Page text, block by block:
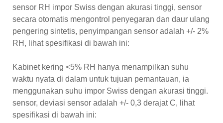
sensor RH impor Swiss dengan akurasi tinggi, sensor
secara otomatis mengontrol penyegaran dan daur ulang
pengering sintetis, penyimpangan sensor adalah +/- 2%
RH, lihat spesifikasi di bawah ini:
Kabinet kering <5% RH hanya menampilkan suhu
waktu nyata di dalam untuk tujuan pemantauan, ia
menggunakan suhu impor Swiss dengan akurasi tinggi.
sensor, deviasi sensor adalah +/- 0,3 derajat C, lihat
spesifikasi di bawah ini: